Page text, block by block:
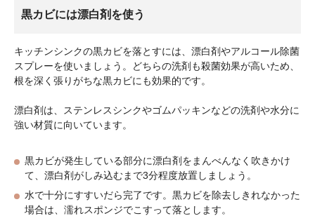
黒カビには漂白剤を使う
キッチンシンクの黒カビを落とすには、漂白剤やアルコール除菌
スプレーを使いましょう。どちらの洗剤も殺菌効果が高いため、
根を深く張りがちな黒カビにも効果的です。
漂白剤は、ステンレスシンクやゴムパッキンなどの洗剤や水分に
強い材質に向いています。
黒カビが発生している部分に漂白剤をまんべんなく吹きかけ
て、漂白剤がしみ込むまで3分程度放置しましょう。
水で十分にすすいだら完了です。黒カビを除去しきれなかった
場合は、濡れスポンジでこすって落とします。